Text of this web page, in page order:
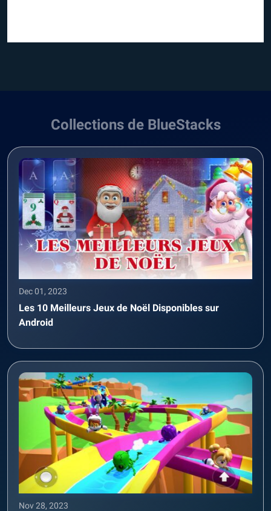
Collections de BlueStacks
Dec 01, 2023
Les 10 Meilleurs Jeux de Noël Disponibles sur
Android
Nov 28, 2023